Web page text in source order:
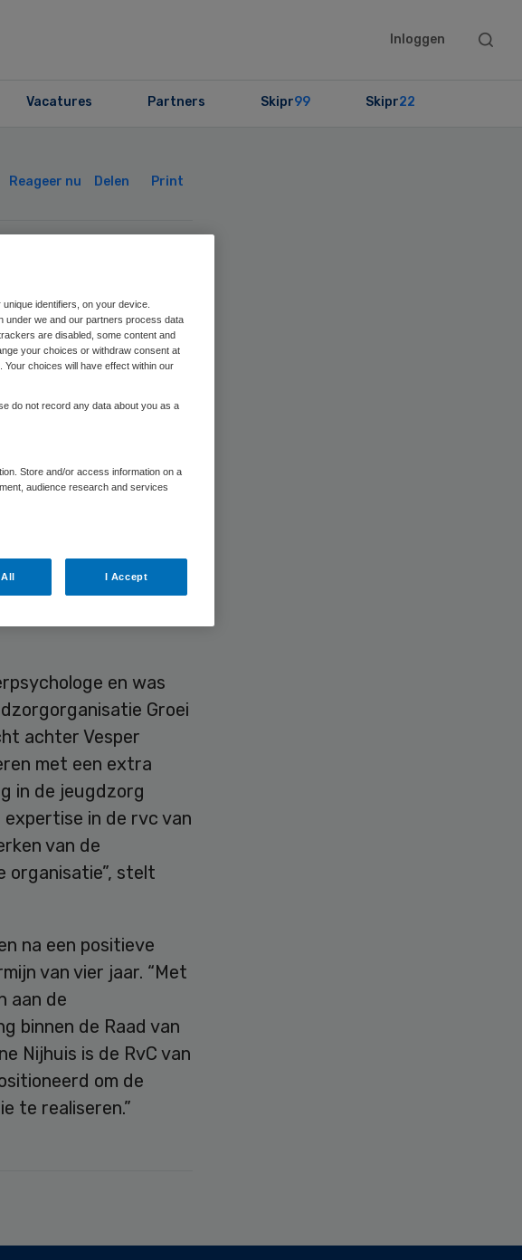
Inloggen
Search
Vacatures Partners Skipr99 Skipr22
Reageer nu Delen Print
tot de raad
en was
Groei
achter Vesper
met een extra
in de jeugdzorg
in de rvc van
van de
organisatie”, stelt
na een positieve
van vier jaar. “Met
aan de
binnen de Raad van
Nijhuis is de RvC van
om de
te realiseren.”
identifiers, on your device.
under we and our partners process data
are disabled, some content and
your choices or withdraw consent at
choices will have effect within our
do not record any data about you as a
Store and/or access information on a
audience research and services
I Accept